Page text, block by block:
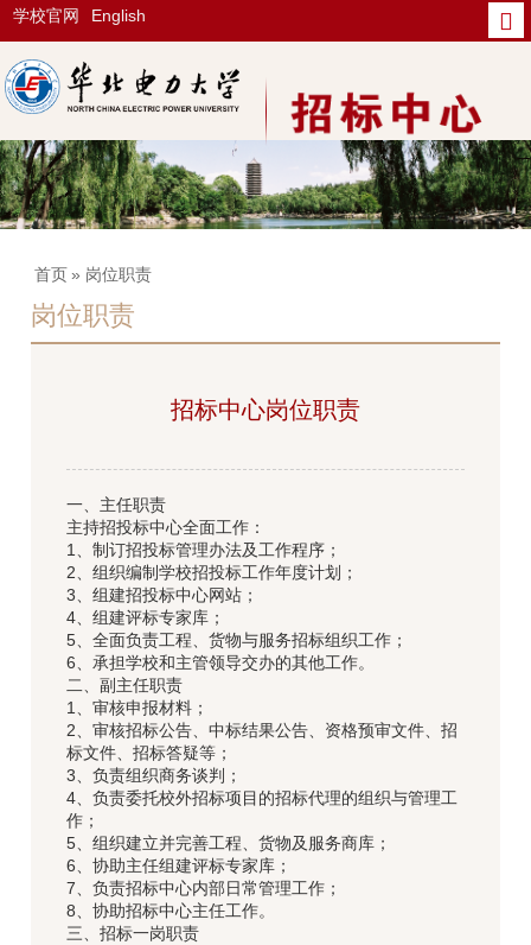
学校官网 English
首页 » 岗位职责
岗位职责
招标中心岗位职责
一、主任职责
主持招投标中心全面工作：
1、制订招投标管理办法及工作程序；
2、组织编制学校招投标工作年度计划；
3、组建招投标中心网站；
4、组建评标专家库；
5、全面负责工程、货物与服务招标组织工作；
6、承担学校和主管领导交办的其他工作。
二、副主任职责
1、审核申报材料；
2、审核招标公告、中标结果公告、资格预审文件、招
标文件、招标答疑等；
3、负责组织商务谈判；
4、负责委托校外招标项目的招标代理的组织与管理工
作；
5、组织建立并完善工程、货物及服务商库；
6、协助主任组建评标专家库；
7、负责招标中心内部日常管理工作；
8、协助招标中心主任工作。
三、招标一岗职责